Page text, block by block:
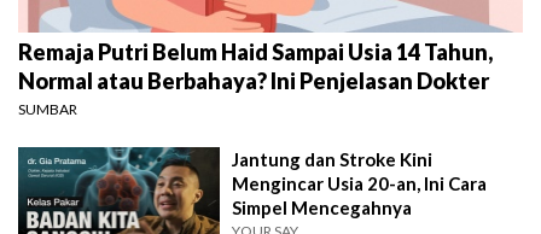
Remaja Putri Belum Haid Sampai Usia 14 Tahun,
Normal atau Berbahaya? Ini Penjelasan Dokter
SUMBAR
Jantung dan Stroke Kini
Mengincar Usia 20-an, Ini Cara
Simpel Mencegahnya